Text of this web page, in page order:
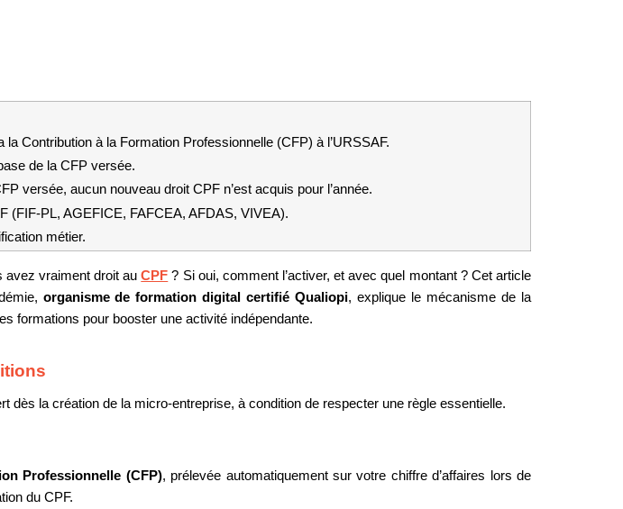
la Contribution à la Formation Professionnelle (CFP) à l’URSSAF.
de la CFP versée.
versée, aucun nouveau droit CPF n’est acquis pour l’année.
(FIF-PL, AGEFICE, FAFCEA, AFDAS, VIVEA).
métier.
avez vraiment droit au CPF ? Si oui, comment l’activer, et avec quel montant ? Cet article
organisme de formation digital certifié Qualiopi, explique le mécanisme de la
formations pour booster une activité indépendante.
dès la création de la micro-entreprise, à condition de respecter une règle essentielle.
Professionnelle (CFP), prélevée automatiquement sur votre chiffre d’affaires lors de
du CPF.